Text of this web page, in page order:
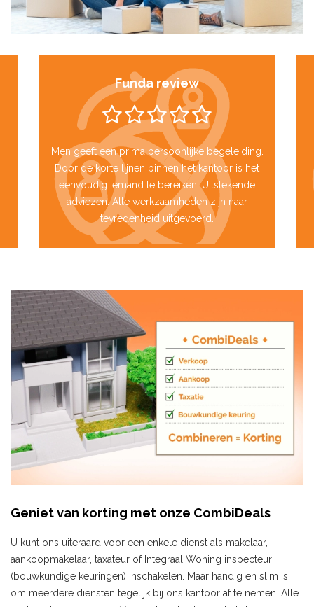
Funda review
Men geeft een prima persoonlijke begeleiding.
Door de korte lijnen binnen het kantoor is het
eenvoudig iemand te bereiken. Uitstekende
adviezen. Alle werkzaamheden zijn naar
tevredenheid uitgevoerd.
Geniet van korting met onze CombiDeals
U kunt ons uiteraard voor een enkele dienst als makelaar,
aankoopmakelaar, taxateur of Integraal Woning inspecteur
(bouwkundige keuringen) inschakelen. Maar handig en slim is
om meerdere diensten tegelijk bij ons kantoor af te nemen. Alle